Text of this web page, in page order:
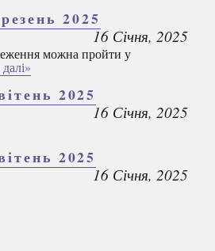
2025
16 Січня, 2025
можна пройти у
2025
16 Січня, 2025
2025
16 Січня, 2025